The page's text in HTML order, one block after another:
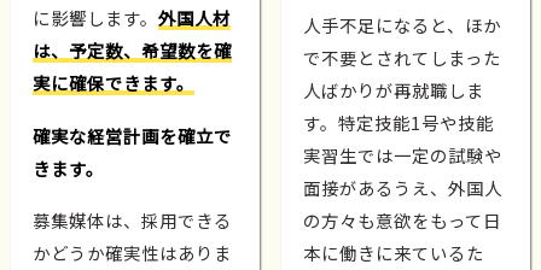
に影響します。 外国人材
は、予定数、希望数を確
実に確保できます。
確実な経営計画を確立で
きます。
募集媒体は、採用できる
かどうか確実性はありま
人手不足になると、ほか
で不要とされてしまった
人ばかりが再就職しま
す。特定技能1号や技能
実習生では一定の試験や
面接があるうえ、外国人
の方々も意欲をもって日
本に働きに来ているた